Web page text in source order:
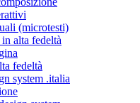
(microtesti)
alta fedeltà
fedeltà
system .italia